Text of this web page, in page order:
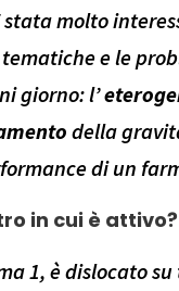
stata molto
e le
giorno:l’
della
di un
in cui è attivo?
1, è dislocato